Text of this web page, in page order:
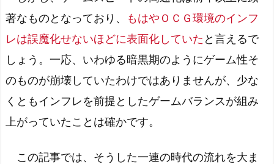
著なものとなっており、
もはやＯＣＧ環境のインフ
レは誤魔化せないほどに表面化していた と言えるで
しょう。一応、いわゆる暗黒期のようにゲーム性そ
のものが崩壊していたわけではありませんが、少な
くともインフレを前提としたゲームバランスが組み
上がっていたことは確かです。
この記事では、そうした一連の時代の流れを大ま